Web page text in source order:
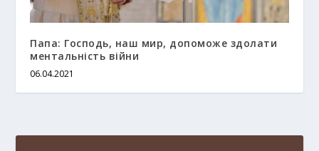
Папа: Господь, наш мир, допоможе здолати
ментальність війни
06.04.2021